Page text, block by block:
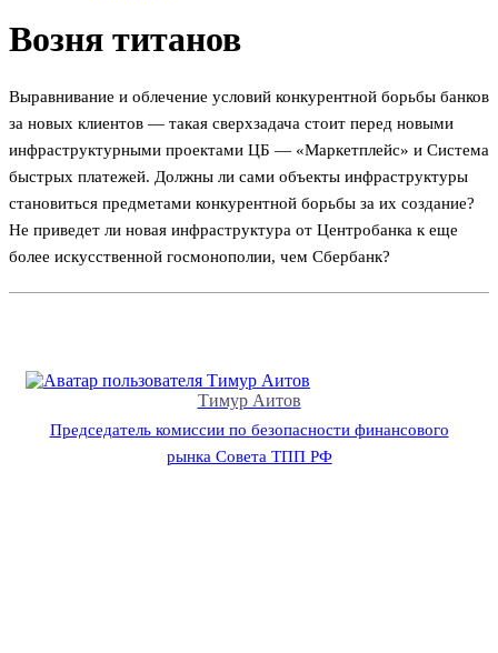
Возня титанов
Выравнивание и облечение условий конкурентной борьбы банков
за новых клиентов — такая сверхзадача стоит перед новыми
инфраструктурными проектами ЦБ — «Маркетплейс» и Система
быстрых платежей. Должны ли сами объекты инфраструктуры
становиться предметами конкурентной борьбы за их создание?
Не приведет ли новая инфраструктура от Центробанка к еще
более искусственной госмонополии, чем Сбербанк?
Тимур Аитов
Председатель комиссии по безопасности финансового
рынка Совета ТПП РФ